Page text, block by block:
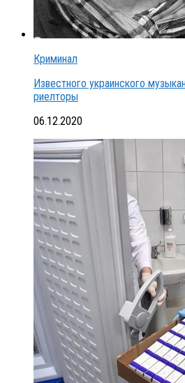
Криминал
Известного украинского
риелторы
06.12.2020